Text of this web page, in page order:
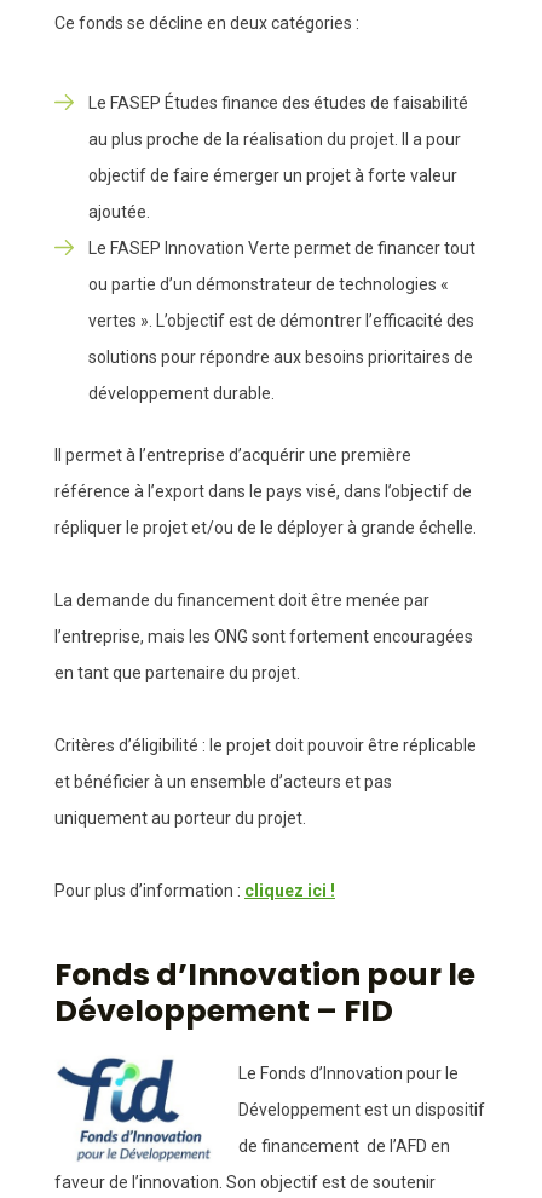
Ce fonds se décline en deux catégories :
Le FASEP Études finance des études de faisabilité
au plus proche de la réalisation du projet. Il a pour
objectif de faire émerger un projet à forte valeur
ajoutée.
Le FASEP Innovation Verte permet de financer tout
ou partie d’un démonstrateur de technologies «
vertes ». L’objectif est de démontrer l’efficacité des
solutions pour répondre aux besoins prioritaires de
développement durable.
Il permet à l’entreprise d’acquérir une première
référence à l’export dans le pays visé, dans l’objectif de
répliquer le projet et/ou de le déployer à grande échelle.
La demande du financement doit être menée par
l’entreprise, mais les ONG sont fortement encouragées
en tant que partenaire du projet.
Critères d’éligibilité : le projet doit pouvoir être réplicable
et bénéficier à un ensemble d’acteurs et pas
uniquement au porteur du projet.
Pour plus d’information : cliquez ici !
Fonds d’Innovation pour le
Développement – FID
Le Fonds d’Innovation pour le
Développement est un dispositif
de financement de l’AFD en
faveur de l’innovation. Son objectif est de soutenir